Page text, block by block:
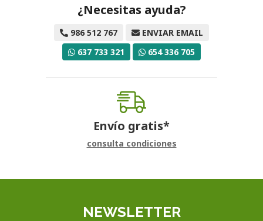
¿Necesitas ayuda?
986 512 767
ENVIAR EMAIL
637 733 321
654 336 705
Envío gratis*
consulta condiciones
NEWSLETTER